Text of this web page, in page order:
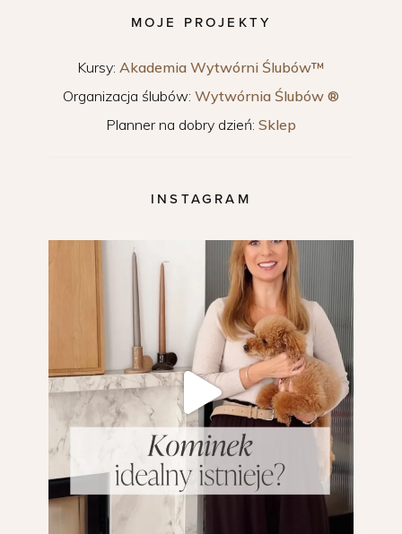
MOJE PROJEKTY
Kursy: Akademia Wytwórni Ślubów™
Organizacja ślubów: Wytwórnia Ślubów ®
Planner na dobry dzień: Sklep
INSTAGRAM